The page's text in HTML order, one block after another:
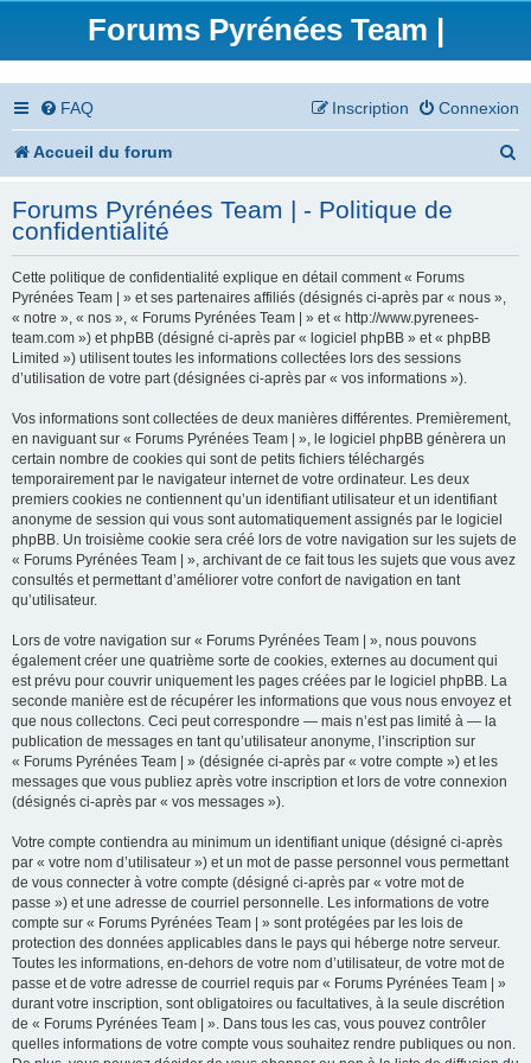
Forums Pyrénées Team |
FAQ Connexion
Inscription
Accueil du forum
h
Forums Pyrénées Team | - Politique de
confidentialité
Cette politique de confidentialité explique en détail comment « Forums
Pyrénées Team | » et ses partenaires affiliés (désignés ci-après par « nous »,
« notre », « nos », « Forums Pyrénées Team | » et « http://www.pyrenees-
team.com ») et phpBB (désigné ci-après par « logiciel phpBB » et « phpBB
Limited ») utilisent toutes les informations collectées lors des sessions
d’utilisation de votre part (désignées ci-après par « vos informations »).
Vos informations sont collectées de deux manières différentes. Premièrement,
en naviguant sur « Forums Pyrénées Team | », le logiciel phpBB génèrera un
certain nombre de cookies qui sont de petits fichiers téléchargés
temporairement par le navigateur internet de votre ordinateur. Les deux
premiers cookies ne contiennent qu’un identifiant utilisateur et un identifiant
anonyme de session qui vous sont automatiquement assignés par le logiciel
phpBB. Un troisième cookie sera créé lors de votre navigation sur les sujets de
« Forums Pyrénées Team | », archivant de ce fait tous les sujets que vous avez
consultés et permettant d’améliorer votre confort de navigation en tant
qu’utilisateur.
Lors de votre navigation sur « Forums Pyrénées Team | », nous pouvons
également créer une quatrième sorte de cookies, externes au document qui
est prévu pour couvrir uniquement les pages créées par le logiciel phpBB. La
seconde manière est de récupérer les informations que vous nous envoyez et
que nous collectons. Ceci peut correspondre — mais n’est pas limité à — la
publication de messages en tant qu’utilisateur anonyme, l’inscription sur
« Forums Pyrénées Team | » (désignée ci-après par « votre compte ») et les
messages que vous publiez après votre inscription et lors de votre connexion
(désignés ci-après par « vos messages »).
Votre compte contiendra au minimum un identifiant unique (désigné ci-après
par « votre nom d’utilisateur ») et un mot de passe personnel vous permettant
de vous connecter à votre compte (désigné ci-après par « votre mot de
passe ») et une adresse de courriel personnelle. Les informations de votre
compte sur « Forums Pyrénées Team | » sont protégées par les lois de
protection des données applicables dans le pays qui héberge notre serveur.
Toutes les informations, en-dehors de votre nom d’utilisateur, de votre mot de
passe et de votre adresse de courriel requis par « Forums Pyrénées Team | »
durant votre inscription, sont obligatoires ou facultatives, à la seule discrétion
de « Forums Pyrénées Team | ». Dans tous les cas, vous pouvez contrôler
quelles informations de votre compte vous souhaitez rendre publiques ou non.